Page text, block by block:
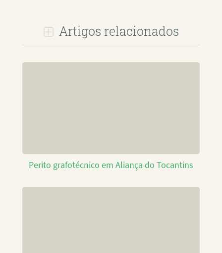
Artigos relacionados
Perito grafotécnico em Aliança do Tocantins